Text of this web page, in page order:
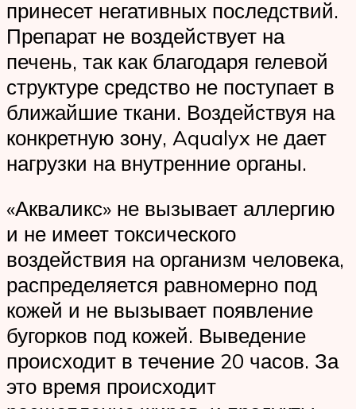
принесет негативных последствий.
Препарат не воздействует на
печень, так как благодаря гелевой
структуре средство не поступает в
ближайшие ткани. Воздействуя на
конкретную зону, Aqualyx не дает
нагрузки на внутренние органы.
«Акваликс» не вызывает аллергию
и не имеет токсического
воздействия на организм человека,
распределяется равномерно под
кожей и не вызывает появление
бугорков под кожей. Выведение
происходит в течение 20 часов. За
это время происходит